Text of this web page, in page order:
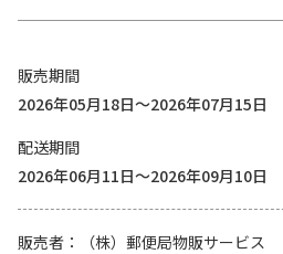
販売期間
2026年05月18日～2026年07月15日
配送期間
2026年06月11日～2026年09月10日
販売者
（株）郵便局物販サービス